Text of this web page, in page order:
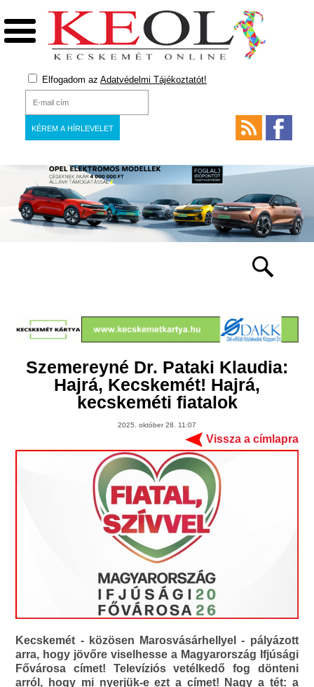
Elfogadom az Adatvédelmi Tájékoztatót!
Szemereyné Dr. Pataki Klaudia:
Hajrá, Kecskemét! Hajrá,
kecskeméti fiatalok
2025. október 28. 11:07
Vissza a címlapra
Kecskemét - közösen Marosvásárhellyel - pályázott
arra, hogy jövőre viselhesse a Magyarország Ifjúsági
Fővárosa címet! Televíziós vetélkedő fog dönteni
arról, hogy mi nyerjük-e ezt a címet! Nagy a tét: a